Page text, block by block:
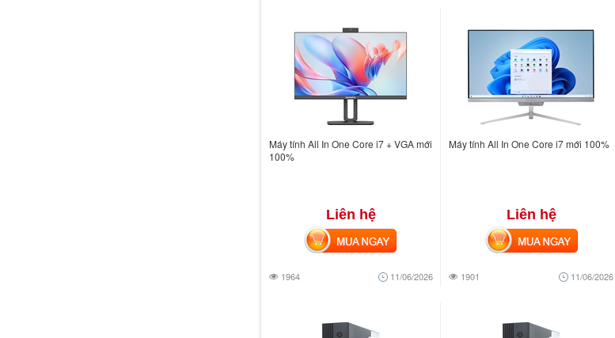
Máy tính All In One Core i7 + VGA mới
100%
Liên hệ
1964 11/06/2026
MUA NGAY
Máy tính All In One Core i7 mới 100%
Liên hệ
1901 11/06/2026
MUA NGAY